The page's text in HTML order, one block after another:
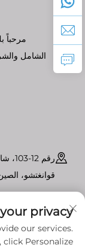
الشامل
رقم
قوانغتشو، الصين
privacy
our services.
Personalize